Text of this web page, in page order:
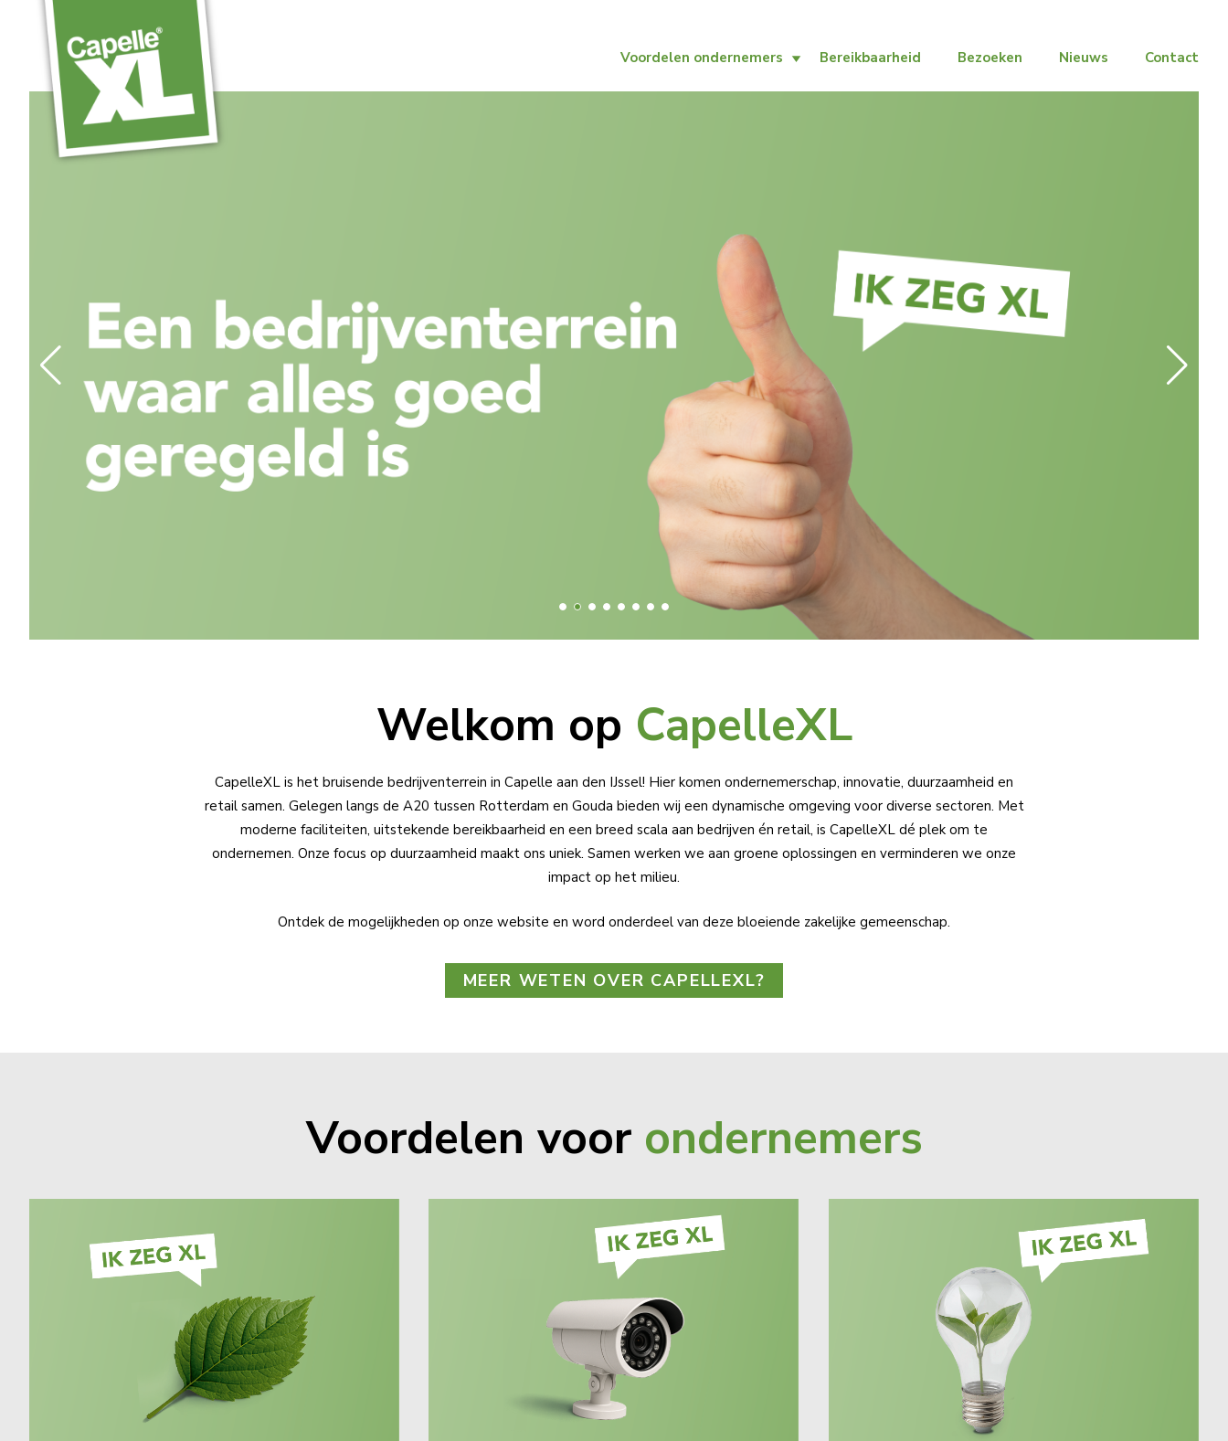
Voordelen ondernemers Bereikbaarheid Bezoeken Nieuws Contact
Welkom op Ca­pel­leXL
CapelleXL is het bruisende bedrijventerrein in Capelle aan den IJssel! Hier komen ondernemerschap, innovatie, duurzaamheid en
retail samen. Gelegen langs de A20 tussen Rotterdam en Gouda bieden wij een dynamische omgeving voor diverse sectoren. Met
moderne faciliteiten, uitstekende bereikbaarheid en een breed scala aan bedrijven én retail, is CapelleXL dé plek om te
ondernemen. Onze focus op duurzaamheid maakt ons uniek. Samen werken we aan groene oplossingen en verminderen we onze
impact op het milieu.
Ontdek de mogelijkheden op onze website en word onderdeel van deze bloeiende zakelijke gemeenschap.
MEER WETEN OVER CAPELLEXL?
Voordelen voor ondernemers